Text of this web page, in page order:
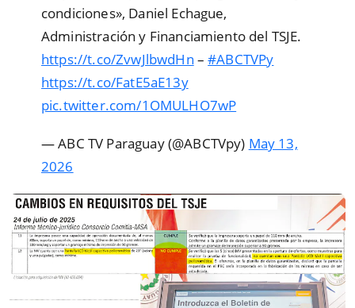
condiciones», Daniel Echague,
Administración y Financiamiento del TSJE.
https://t.co/ZvwJlbwdHn –#ABCTVPy
https://t.co/FatE5aE13y
pic.twitter.com/1OMULHO7wP
— ABC TV Paraguay (@ABCTVpy) May 13,
2026